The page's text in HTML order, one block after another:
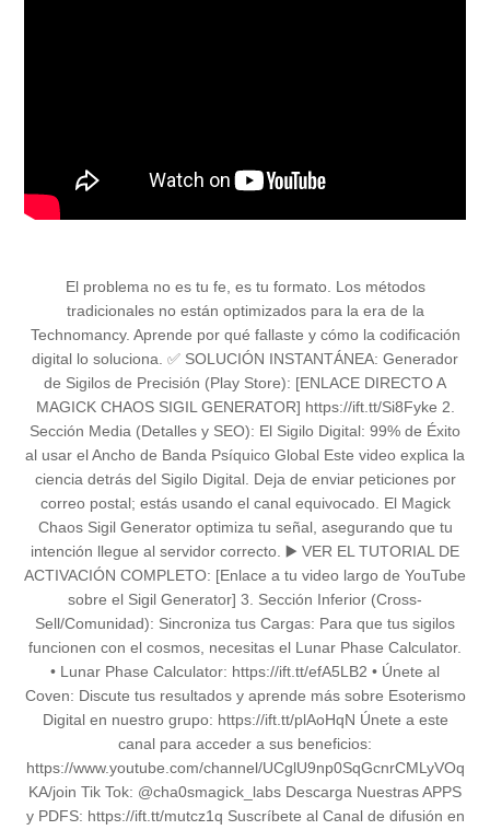
El problema no es tu fe, es tu formato. Los métodos
tradicionales no están optimizados para la era de la
Technomancy. Aprende por qué fallaste y cómo la codificación
digital lo soluciona. ✅ SOLUCIÓN INSTANTÁNEA: Generador
de Sigilos de Precisión (Play Store): [ENLACE DIRECTO A
MAGICK CHAOS SIGIL GENERATOR] https://ift.tt/Si8Fyke 2.
Sección Media (Detalles y SEO): El Sigilo Digital: 99% de Éxito
al usar el Ancho de Banda Psíquico Global Este video explica la
ciencia detrás del Sigilo Digital. Deja de enviar peticiones por
correo postal; estás usando el canal equivocado. El Magick
Chaos Sigil Generator optimiza tu señal, asegurando que tu
intención llegue al servidor correcto. ▶️ VER EL TUTORIAL DE
ACTIVACIÓN COMPLETO: [Enlace a tu video largo de YouTube
sobre el Sigil Generator] 3. Sección Inferior (Cross-
Sell/Comunidad): Sincroniza tus Cargas: Para que tus sigilos
funcionen con el cosmos, necesitas el Lunar Phase Calculator.
• Lunar Phase Calculator: https://ift.tt/efA5LB2 • Únete al
Coven: Discute tus resultados y aprende más sobre Esoterismo
Digital en nuestro grupo: https://ift.tt/plAoHqN Únete a este
canal para acceder a sus beneficios:
https://www.youtube.com/channel/UCglU9np0SqGcnrCMLyVOq
KA/join Tik Tok: @cha0smagick_labs Descarga Nuestras APPS
y PDFS: https://ift.tt/mutcz1q Suscríbete al Canal de difusión en